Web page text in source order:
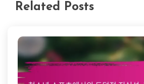
Related Posts